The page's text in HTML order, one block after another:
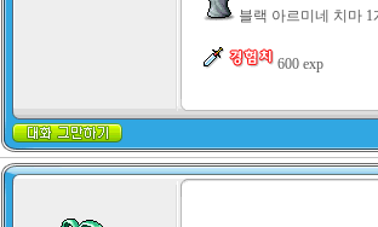
블랙 아르미네 치마 1
600 exp